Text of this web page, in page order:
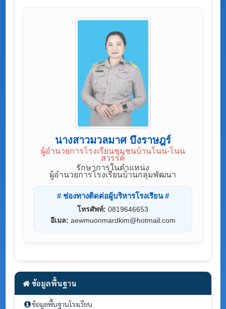
ข้อมูลพื้นฐาน
ข้อมูลพื้นฐานโรงเรียน
นางสาวมวลมาศ บึงราษฎร์
ผู้อำนวยการโรงเรียนชุมชนบ้านโนน-โนน
สวรรค์
รักษาการในตําแหน่ง
ผู้อำนวยการโรงเรียนบ้านกลุ่มพัฒนา
# ช่องทางติดต่อผู้บริหารโรงเรียน #
โทรศัพท์: 0819646653
อีเมล: aewmuonmardkim@hotmail.com